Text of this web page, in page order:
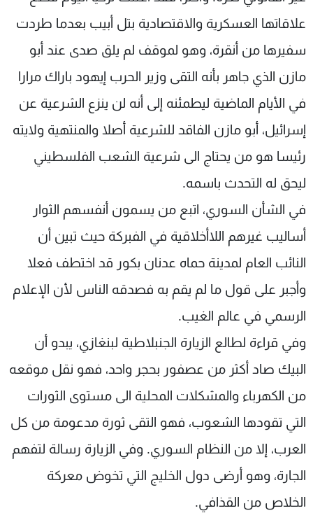
علاقاتها العسكرية والاقتصادية بتل أبيب بعدما طردت
سفيرها من أنقرة، وهو لموقف لم يلق صدى عند أبو
مازن الذي جاهر بأنه التقى وزير الحرب إيهود باراك مرارا
في الأيام الماضية ليطمئنه إلى أنه لن ينزع الشرعية عن
إسرائيل، أبو مازن الفاقد للشرعية أصلا والمنتهية ولايته
رئيسا هو من يحتاج الى شرعية الشعب الفلسطيني
ليحق له التحدث باسمه.
في الشأن السوري، اتبع من يسمون أنفسهم الثوار
أساليب غيرهم اللاأخلاقية في الفبركة حيث تبين أن
النائب العام لمدينة حماه عدنان بكور قد اختطف فعلا
وأجبر على قول ما لم يقم به فصدقه الناس لأن الإعلام
الرسمي في عالم الغيب.
وفي قراءة لطالع الزيارة الجنبلاطية لبنغازي، يبدو أن
البيك صاد أكثر من عصفور بحجر واحد، فهو نقل موقعه
من الكهرباء والمشكلات المحلية الى مستوى الثورات
التي تقودها الشعوب، فهو التقى ثورة مدعومة من كل
العرب، إلا من النظام السوري. وفي الزيارة رسالة لتفهم
الجارة، وهو أرضى دول الخليج التي تخوض معركة
الخلاص من القذافي.